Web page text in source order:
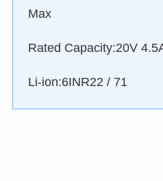
Max
Rated Capacity:20V
Li-ion:6INR22 / 71